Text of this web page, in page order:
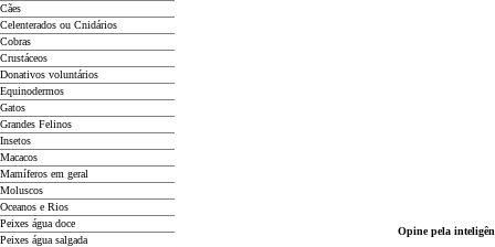
Cães
Celenterados ou Cnidários
Cobras
Crustáceos
Donativos voluntários
Equinodermos
Gatos
Grandes Felinos
Insetos
Macacos
Mamíferos em geral
Moluscos
Oceanos e Rios
Peixes água doce
Peixes água salgada
Opine pela